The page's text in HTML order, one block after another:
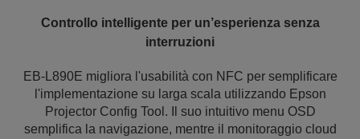
Controllo intelligente per un’esperienza senza
interruzioni
EB-L890E migliora l'usabilità con NFC per semplificare
l'implementazione su larga scala utilizzando Epson
Projector Config Tool. Il suo intuitivo menu OSD
semplifica la navigazione, mentre il monitoraggio cloud